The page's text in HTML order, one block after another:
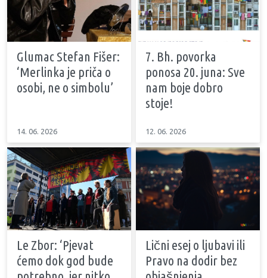
Glumac Stefan Fišer:
‘Merlinka je priča o
osobi, ne o simbolu’
14. 06. 2026
7. Bh. povorka
ponosa 20. juna: Sve
nam boje dobro
stoje!
12. 06. 2026
Le Zbor: ‘Pjevat
ćemo dok god bude
Lični esej o ljubavi ili
Pravo na dodir bez